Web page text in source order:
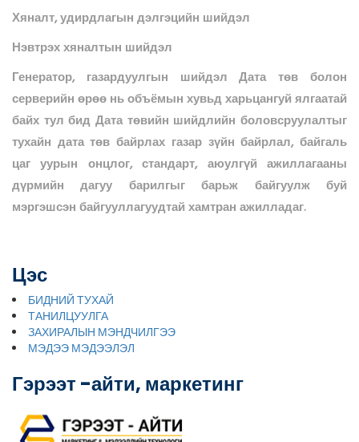
Хяналт, удирдлагын дэлгэцийн шийдэл
Нэвтрэх хяналтын шийдэл
Генератор, газардуулгын шийдэл Дата төв болон
серверийн өрөө нь объёмын хувьд харьцангуй ялгаатай
байх тул бид Дата төвийн шийдлийн боловсруулалтыг
тухайн дата төв байрлах газар зүйн байрлал, байгаль
цаг уурын онцлог, стандарт, аюулгүй ажиллагааны
дүрмийн дагуу барилгыг барьж байгуулж буй
мэргэшсэн байгууллагуудтай хамтран ажилладаг.
Цэс
БИДНИЙ ТУХАЙ
ТАНИЛЦУУЛГА
ЗАХИРАЛЫН МЭНДЧИЛГЭЭ
МЭДЭЭ МЭДЭЭЛЭЛ
Гэрээт -айти, маркетинг